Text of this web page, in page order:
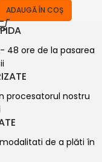
ADAUGĂ ÎN COȘ
48 ore de la pasarea
procesatorul nostru
de a plăti în